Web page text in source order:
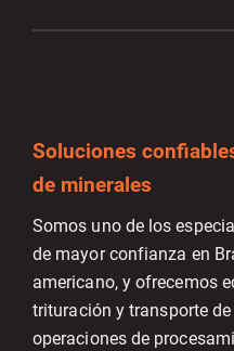
Soluciones
de minerales
Somos uno de los
de mayor confianza en
americano, y ofrecemos
trituración y transporte
operaciones de